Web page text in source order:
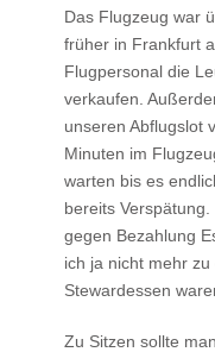
Das Flugzeug war
früher in Frankfurt
Flugpersonal die
verkaufen.
unseren Abflugslot
Minuten im
warten bis es
bereits
gegen Bezahlung
ich ja nicht mehr
Stewardessen
Zu Sitzen sollte